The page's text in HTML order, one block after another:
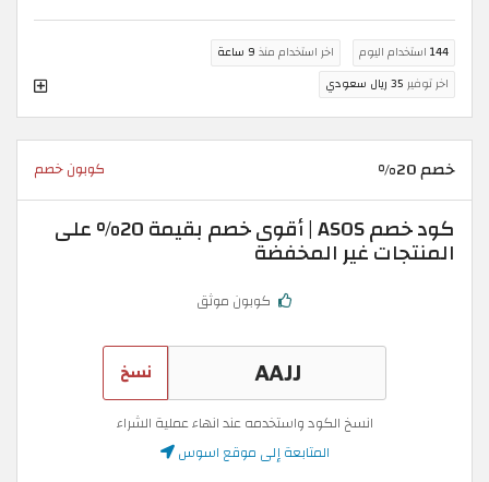
144 استخدام اليوم اخر استخدام منذ 9 ساعة
اخر توفير 35 ريال سعودي
خصم 20% كوبون خصم
كود خصم ASOS | أقوى خصم بقيمة 20% على
المنتجات غير المخفضة
كوبون موثق
نسخ
انسخ الكود واستخدمه عند انهاء عملية الشراء
المتابعة إلى موقع اسوس